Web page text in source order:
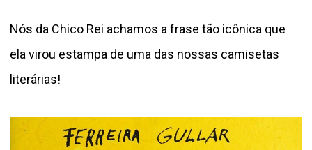
Nós da Chico Rei achamos a frase tão icônica que
ela virou estampa de uma das nossas camisetas
literárias!